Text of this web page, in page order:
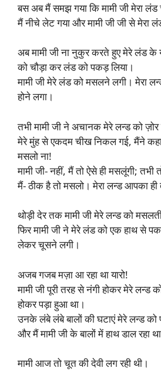
बस अब मैं समझ गया कि मामी जी मेरा
मैं नीचे लेट गया और मामी जी जी से मेरा
अब मामी जी ना नुकुर करते हुए मेरे लंड के
को चौड़ा कर लंड को पकड़ लिया।
मामी जी मेरे लंड को मसलने लगी। मेरा
होने लगा।
तभी मामी जी ने अचानक मेरे लन्ड को
मेरे मुंह से एकदम चीख निकल गई, मैंने कहा-
मसलो ना!
मामी जी- नहीं, मैं तो ऐसे ही मसलूंगी; तभी
मैं- ठीक है तो मसलो। मेरा लन्ड आपका ही
थोड़ी देर तक मामी जी मेरे लन्ड को
फिर मामी जी ने मेरे लंड को एक हाथ से
लेकर चूसने लगी।
अजब गजब मज़ा आ रहा था यारो!
मामी जी पूरी तरह से नंगी होकर मेरे लन्ड
होकर पड़ा हुआ था।
उनके लंबे लंबे बालों की घटाएं मेरे लन्ड को
और मैं मामी जी के बालों में हाथ डाल रहा
मामी आज तो चूत की देवी लग रही थी।